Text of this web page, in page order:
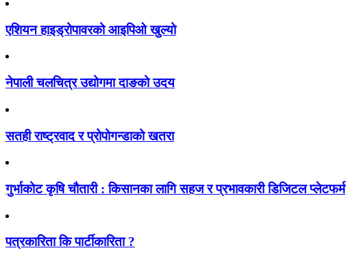
एशियन हाइड्रोपावरको आइपिओ खुल्यो
नेपाली चलचित्र उद्योगमा दाङको उदय
सतही राष्ट्रवाद र प्रोपोगन्डाको खतरा
गुर्भाकोट कृषि चौतारी : किसानका लागि सहज र प्रभावकारी डिजिटल प्लेटफर्म
पत्रकारिता कि पार्टीकारिता ?